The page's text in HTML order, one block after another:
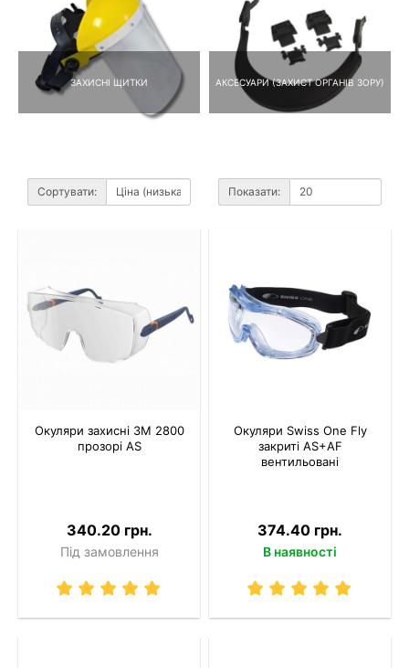
ЗАХИСНІ ЩИТКИ АКСЕСУАРИ (ЗАХИСТ ОРГАНІВ ЗОРУ)
Сортувати: Показати:
Окуляри захисні 3M 2800
прозорі AS
340.20 грн.
Під замовлення
Окуляри Swiss One Fly
закриті AS+AF
вентильовані
374.40 грн.
В наявності